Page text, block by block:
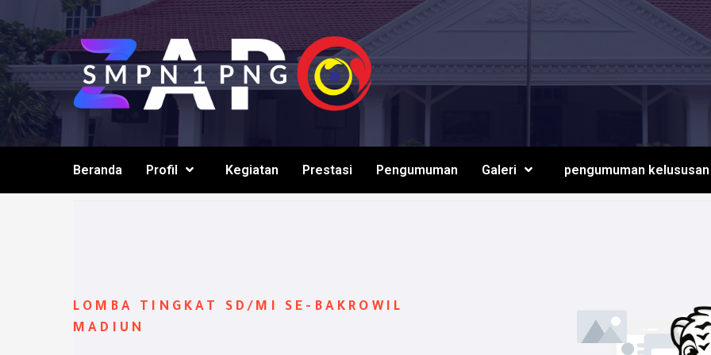
Beranda Profil Kegiatan Prestasi Pengumuman Galeri pengumuman
LOMBA TINGKAT SD/MI SE-BAKROWIL
MADIUN